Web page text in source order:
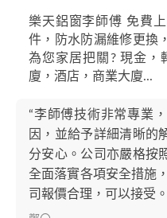
樂天鋁窗李師傅 免費
件，防水防漏維修更換，
為您家居把關? 現金，
廈，酒店，商業大廈...
“李師傅技術非常專業
因，並給予詳細清晰的
分安心。公司亦嚴格按
全面落實各項安全措施
司報價合理，可以接受